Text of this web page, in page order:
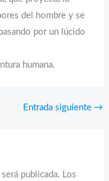
del hombre y se
por un lúcido
humana.
Entrada siguiente →
publicada. Los